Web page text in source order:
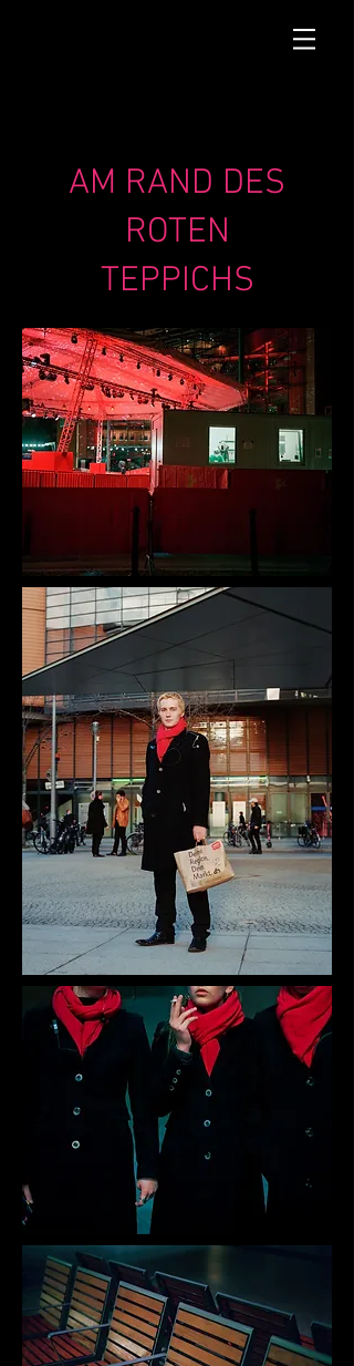
AM RAND DES
ROTEN
TEPPICHS